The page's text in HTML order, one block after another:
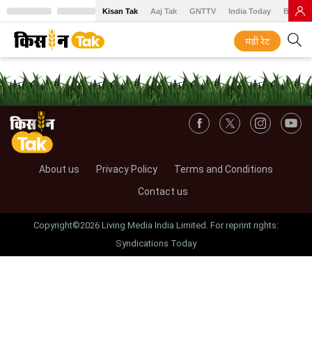
Kisan Tak Aaj Tak GNTTV India Today BT
मंडी रेट
About us Privacy Policy
Terms and Conditions
Contact us
Copyright©2026 Living Media India Limited. For reprint rights:
Syndications Today